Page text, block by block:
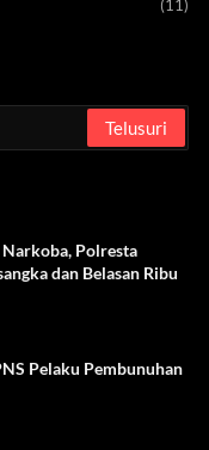
(11)
Polresta
dan Belasan Ribu
Pelaku Pembunuhan